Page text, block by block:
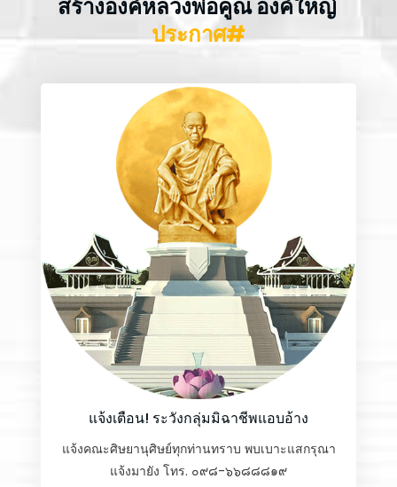
สร้างองค์หลวงพ่อคูณ องค์ใหญ่
ประกาศ#
แจ้งเตือน! ระวังกลุ่มมิฉาชีพแอบอ้าง
แจ้งคณะศิษยานุศิษย์ทุกท่านทราบ พบเบาะแสกรุณา
แจ้งมายัง โทร. ๐๙๘-๖๖๘๘๘๑๙